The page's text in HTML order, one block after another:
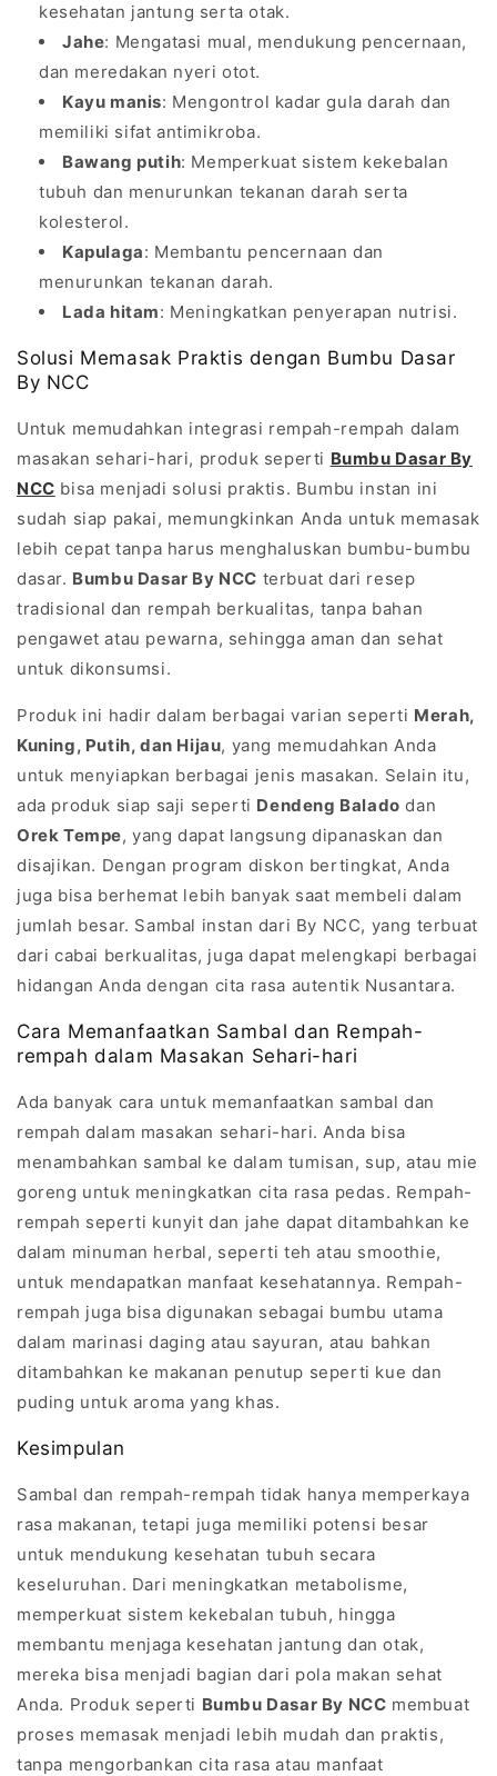
kesehatan jantung serta otak.
Jahe: Mengatasi mual, mendukung pencernaan,
dan meredakan nyeri otot.
Kayu manis: Mengontrol kadar gula darah dan
memiliki sifat antimikroba.
Bawang putih: Memperkuat sistem kekebalan
tubuh dan menurunkan tekanan darah serta
kolesterol.
Kapulaga: Membantu pencernaan dan
menurunkan tekanan darah.
Lada hitam: Meningkatkan penyerapan nutrisi.
Solusi Memasak Praktis dengan Bumbu Dasar
By NCC
Untuk memudahkan integrasi rempah-rempah dalam
masakan sehari-hari, produk seperti Bumbu Dasar By
NCC bisa menjadi solusi praktis. Bumbu instan ini
sudah siap pakai, memungkinkan Anda untuk memasak
lebih cepat tanpa harus menghaluskan bumbu-bumbu
dasar. Bumbu Dasar By NCC terbuat dari resep
tradisional dan rempah berkualitas, tanpa bahan
pengawet atau pewarna, sehingga aman dan sehat
untuk dikonsumsi.
Produk ini hadir dalam berbagai varian seperti Merah,
Kuning, Putih, dan Hijau, yang memudahkan Anda
untuk menyiapkan berbagai jenis masakan. Selain itu,
ada produk siap saji seperti Dendeng Balado dan
Orek Tempe, yang dapat langsung dipanaskan dan
disajikan. Dengan program diskon bertingkat, Anda
juga bisa berhemat lebih banyak saat membeli dalam
jumlah besar. Sambal instan dari By NCC, yang terbuat
dari cabai berkualitas, juga dapat melengkapi berbagai
hidangan Anda dengan cita rasa autentik Nusantara.
Cara Memanfaatkan Sambal dan Rempah-
rempah dalam Masakan Sehari-hari
Ada banyak cara untuk memanfaatkan sambal dan
rempah dalam masakan sehari-hari. Anda bisa
menambahkan sambal ke dalam tumisan, sup, atau mie
goreng untuk meningkatkan cita rasa pedas. Rempah-
rempah seperti kunyit dan jahe dapat ditambahkan ke
dalam minuman herbal, seperti teh atau smoothie,
untuk mendapatkan manfaat kesehatannya. Rempah-
rempah juga bisa digunakan sebagai bumbu utama
dalam marinasi daging atau sayuran, atau bahkan
ditambahkan ke makanan penutup seperti kue dan
puding untuk aroma yang khas.
Kesimpulan
Sambal dan rempah-rempah tidak hanya memperkaya
rasa makanan, tetapi juga memiliki potensi besar
untuk mendukung kesehatan tubuh secara
keseluruhan. Dari meningkatkan metabolisme,
memperkuat sistem kekebalan tubuh, hingga
membantu menjaga kesehatan jantung dan otak,
mereka bisa menjadi bagian dari pola makan sehat
Anda. Produk seperti Bumbu Dasar By NCC membuat
proses memasak menjadi lebih mudah dan praktis,
tanpa mengorbankan cita rasa atau manfaat